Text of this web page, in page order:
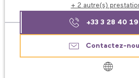
+ 2 autre(s)
+33 3 28 40 19
Contactez-